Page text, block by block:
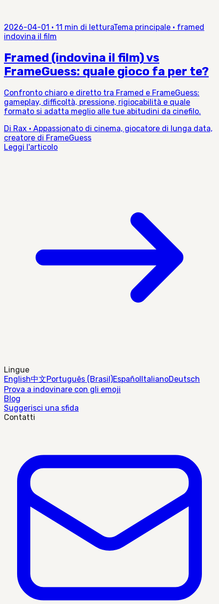
2026-04-01 · 11 min di letturaTema principale · framed
indovina il film
Framed (indovina il film) vs
FrameGuess: quale gioco fa per te?
Confronto chiaro e diretto tra Framed e FrameGuess:
gameplay, difficoltà, pressione, rigiocabilità e quale
formato si adatta meglio alle tue abitudini da cinefilo.
Di Rax · Appassionato di cinema, giocatore di lunga data,
creatore di FrameGuess
Leggi l'articolo
Lingue
English中文Português (Brasil)EspañolItalianoDeutsch
Prova a indovinare con gli emoji
Blog
Suggerisci una sfida
Contatti